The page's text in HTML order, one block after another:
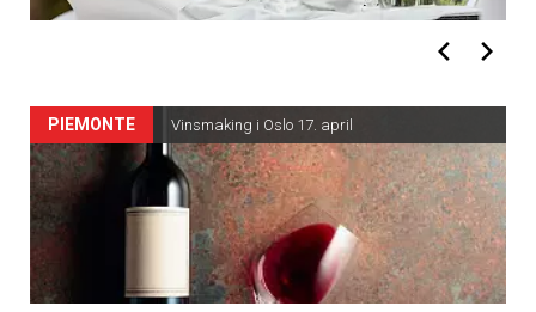
PIEMONTE Vinsmaking i Oslo 17. april